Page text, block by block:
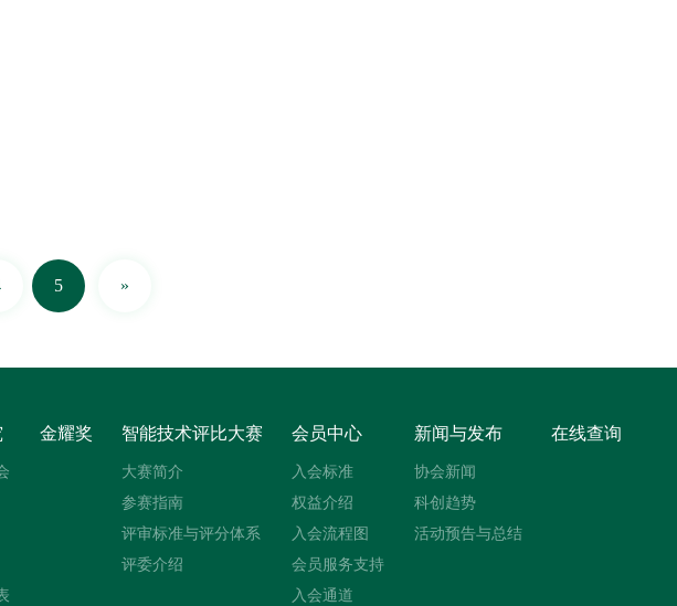
5 »
金耀奖 智能技术评比大赛
大赛简介
参赛指南
评审标准与评分体系
评委介绍
会员中心
入会标准
权益介绍
入会流程图
会员服务支持
入会通道
新闻与发布
协会新闻
科创趋势
活动预告与总结
在线查询